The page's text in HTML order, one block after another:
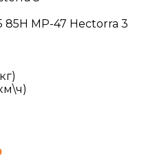
85H MP-47 Hectorra 3